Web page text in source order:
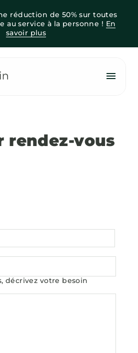
réduction de 50% sur toutes
au service à la personne ! En
savoir plus
rendez-vous
décrivez votre besoin